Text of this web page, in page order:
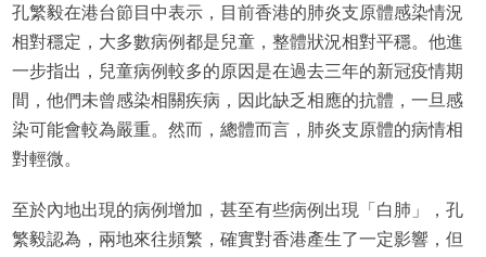
孔繁毅在港台節目中表示，目前香港的肺炎支原體感染情況
相對穩定，大多數病例都是兒童，整體狀況相對平穩。他進
一步指出，兒童病例較多的原因是在過去三年的新冠疫情期
間，他們未曾感染相關疾病，因此缺乏相應的抗體，一旦感
染可能會較為嚴重。然而，總體而言，肺炎支原體的病情相
對輕微。
至於內地出現的病例增加，甚至有些病例出現「白肺」，孔
繁毅認為，兩地來往頻繁，確實對香港產生了一定影響，但